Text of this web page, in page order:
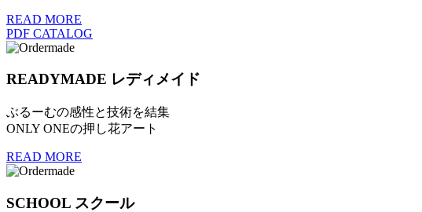
READ MORE
PDF CATALOG
READYMADE レディメイド
ぶるーむの感性と技術を結集
ONLY ONEの押し花アート
READ MORE
SCHOOL スクール